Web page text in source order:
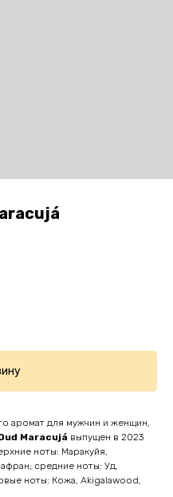
аромат для мужчин и женщин,
Maracujá выпущен в 2023
ноты: Маракуйя,
средние ноты: Уд,
ноты: Кожа, Akigalawood,